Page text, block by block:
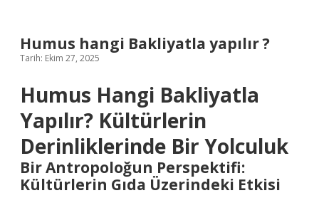
Humus hangi Bakliyatla yapılır ?
Tarih: Ekim 27, 2025
Humus Hangi Bakliyatla
Yapılır? Kültürlerin
Derinliklerinde Bir Yolculuk
Bir Antropoloğun Perspektifi:
Kültürlerin Gıda Üzerindeki Etkisi